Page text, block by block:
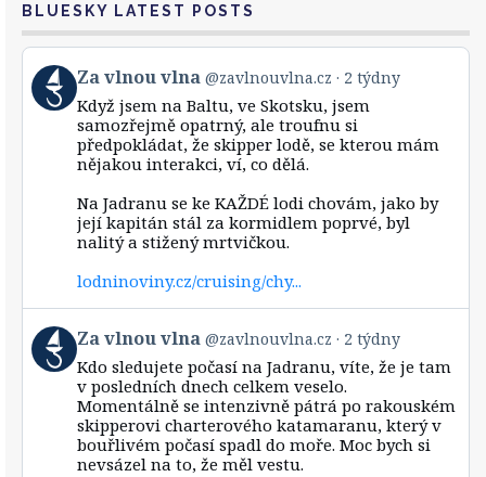
BLUESKY LATEST POSTS
View
post
by
Bluesky
Za vlnou vlna @zavlnouvlna.cz 2 týdny
Když jsem na Baltu, ve Skotsku, jsem
samozřejmě opatrný, ale troufnu si
předpokládat, že skipper lodě, se kterou mám
nějakou interakci, ví, co dělá.
Na Jadranu se ke KAŽDÉ lodi chovám, jako by
její kapitán stál za kormidlem poprvé, byl
nalitý a stižený mrtvičkou.
lodninoviny.cz/cruising/chy...
View
post
by
Bluesky
Za vlnou vlna @zavlnouvlna.cz 2 týdny
Kdo sledujete počasí na Jadranu, víte, že je tam
v posledních dnech celkem veselo.
Momentálně se intenzivně pátrá po rakouském
skipperovi charterového katamaranu, který v
bouřlivém počasí spadl do moře. Moc bych si
nevsázel na to, že měl vestu.